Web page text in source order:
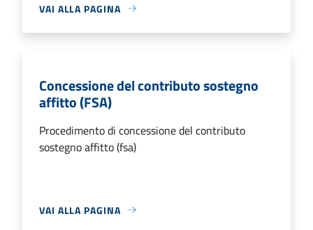
VAI ALLA PAGINA
Concessione del contributo sostegno
affitto (FSA)
Procedimento di concessione del contributo
sostegno affitto (fsa)
VAI ALLA PAGINA